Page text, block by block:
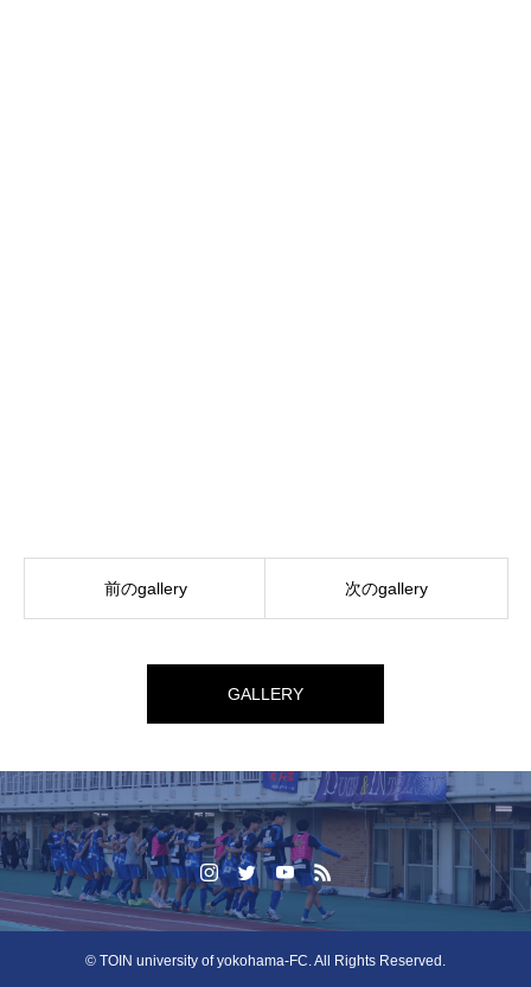
前のgallery 次のgallery
GALLERY
© TOIN university of yokohama-FC. All Rights Reserved.